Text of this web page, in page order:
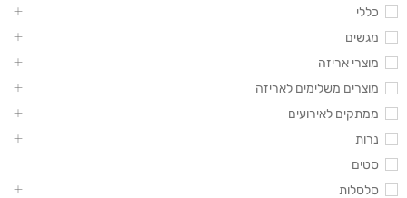
כללי
מגשים
מוצרי אריזה
מוצרים משלימים לאריזה
ממתקים לאירועים
נרות
סטים
סלסלות